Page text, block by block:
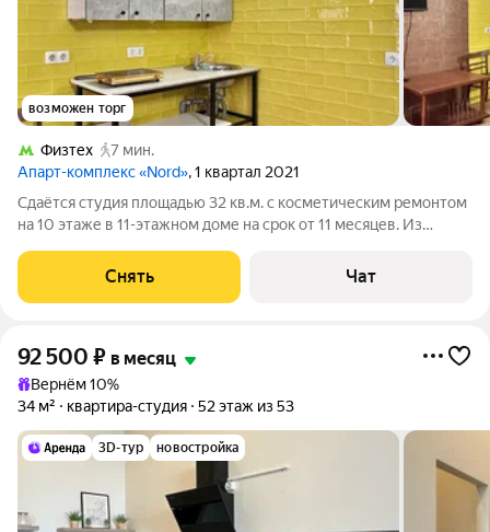
возможен торг
Физтех
7 мин.
Апарт-комплекс «Nord», 1 квартал 2021
Сдаётся студия площадью 32 кв.м. с косметическим ремонтом
на 10 этаже в 11-этажном доме на срок от 11 месяцев. Из
- монолитный, окна выходят на улицу. Есть консьерж. В
подъезде 3 лифта - 3
Снять Чат
92 500 ₽ в месяц
Вернём 10%
34 м²
квартира-студия 52 этаж из 53
3D-тур новостройка